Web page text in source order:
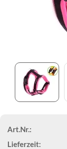
Art.Nr.:
Lieferzeit: